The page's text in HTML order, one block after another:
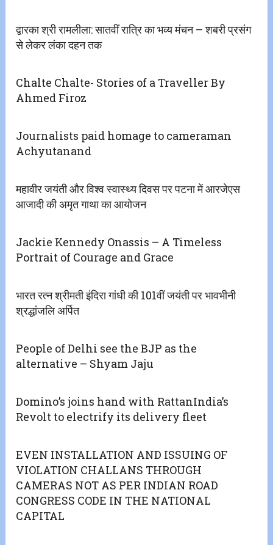
द्वारका श्री रामलीला: सातवीं रात्रि का भव्य मंचन – शबरी प्रसंग
से लेकर लंका दहन तक
Chalte Chalte- Stories of a Traveller By
Ahmed Firoz
Journalists paid homage to cameraman
Achyutanand
महावीर जयंती और विश्व स्वास्थ्य दिवस पर पटना में आरजेएस
आजादी की अमृत गाथा का आयोजन
Jackie Kennedy Onassis – A Timeless
Portrait of Courage and Grace
भारत रत्न श्रीमती इंदिरा गांधी की 101वीं जयंती पर भावभीनी
श्रद्धांजलि अर्पित
People of Delhi see the BJP as the
alternative – Shyam Jaju
Domino’s joins hand with RattanIndia’s
Revolt to electrify its delivery fleet
EVEN INSTALLATION AND ISSUING OF
VIOLATION CHALLANS THROUGH
CAMERAS NOT AS PER INDIAN ROAD
CONGRESS CODE IN THE NATIONAL
CAPITAL